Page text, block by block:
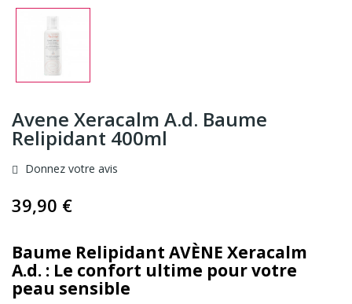
Avene Xeracalm A.d. Baume
Relipidant 400ml
Donnez votre avis
39,90 €
Baume Relipidant AVÈNE Xeracalm
A.d. : Le confort ultime pour votre
peau sensible